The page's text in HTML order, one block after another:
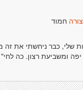
חמוד
שלי, כבר ניחשתי את זה
ומשביעת רצון. כה